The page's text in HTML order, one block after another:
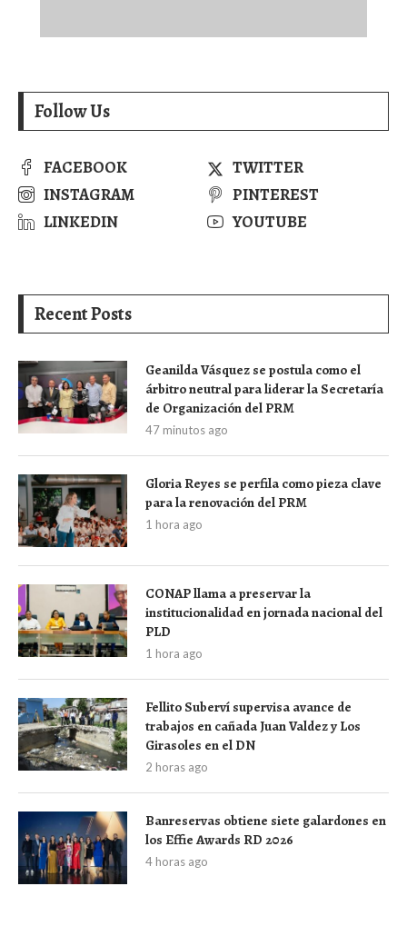
Follow Us
FACEBOOK
TWITTER
INSTAGRAM
PINTEREST
LINKEDIN
YOUTUBE
Recent Posts
Geanilda Vásquez se postula como el
árbitro neutral para liderar la Secretaría
de Organización del PRM
47 minutos ago
Gloria Reyes se perfila como pieza clave
para la renovación del PRM
1 hora ago
CONAP llama a preservar la
institucionalidad en jornada nacional del
PLD
1 hora ago
Fellito Suberví supervisa avance de
trabajos en cañada Juan Valdez y Los
Girasoles en el DN
2 horas ago
Banreservas obtiene siete galardones en
los Effie Awards RD 2026
4 horas ago